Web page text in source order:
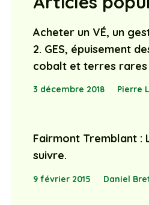
Acheter un VÉ, un
2. GES, épuisement
cobalt et terres rares
3 décembre 2018 Pierre
Fairmont Tremblant :
suivre.
9 février 2015 Daniel